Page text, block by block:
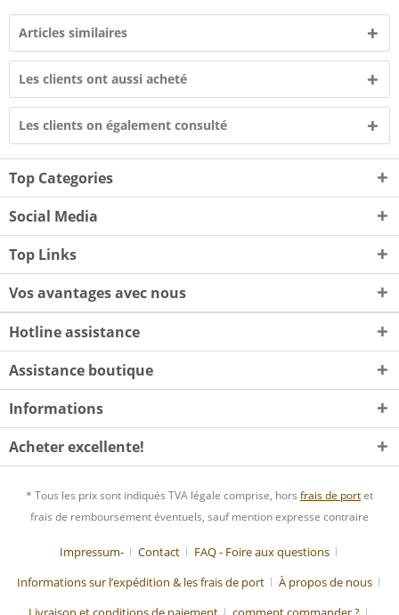
Articles similaires
Les clients ont aussi acheté
Les clients on également consulté
Top Categories
Social Media
Top Links
Vos avantages avec nous
Hotline assistance
Assistance boutique
Informations
Acheter excellente!
* Tous les prix sont indiqués TVA légale comprise, hors frais de portet
frais de remboursement éventuels, sauf mention expresse contraire
Impressum- Contact
FAQ - Foire aux questions
Informations sur l’expédition & les frais de port
À propos de nous